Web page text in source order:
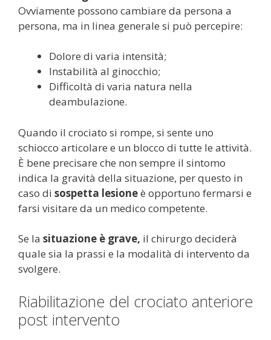
Ovviamente possono cambiare da persona a
persona, ma in linea generale si può percepire:
Dolore di varia intensità;
Instabilità al ginocchio;
Difficoltà di varia natura nella
deambulazione.
Quando il crociato si rompe, si sente uno
schiocco articolare e un blocco di tutte le attività.
È bene precisare che non sempre il sintomo
indica la gravità della situazione, per questo in
caso di sospetta lesioneè opportuno fermarsi e
farsi visitare da un medico competente.
Se la situazione è grave, il chirurgo deciderà
quale sia la prassi e la modalità di intervento da
svolgere.
Riabilitazione del crociato anteriore
post intervento